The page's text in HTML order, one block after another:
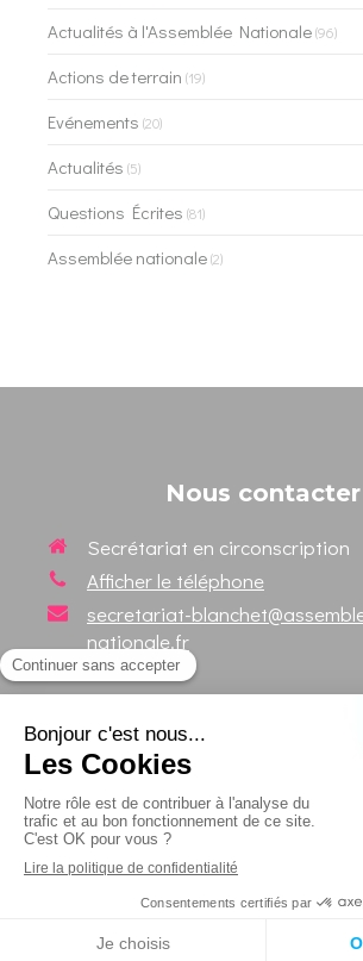
Actualités à l'Assemblée Nationale(96)
Actions de terrain (19)
Evénements (20)
Actualités (5)
Questions Écrites (81)
Assemblée nationale(2)
Nous contacter
Secrétariat en circonscription
Afficher le téléphone
secretariat-
nationale.fr
Suivez votre Député
réseaux
Création et référencement du site par Simplébo